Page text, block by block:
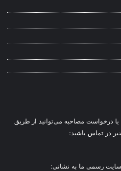
درخواست مصاحبه می‌توانید از طریق
در تماس باشید:
رسمی ما به نشانی: